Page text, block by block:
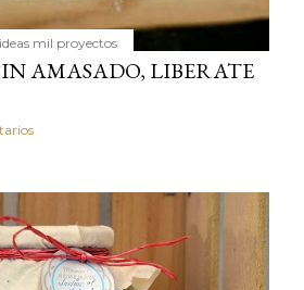
mil proyectos
AMASADO, LIBERATE